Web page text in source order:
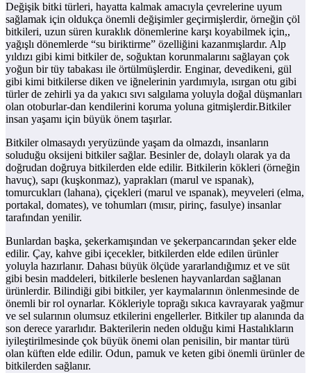
Değişik bitki türleri, hayatta kalmak amacıyla çevrelerine uyum
sağlamak için oldukça önemli değişimler geçirmişlerdir, örneğin çöl
bitkileri, uzun süren kuraklık dönemlerine karşı koyabilmek için,,
yağışlı dönemlerde “su biriktirme” özelliğini kazanmışlardır. Alp
yıldızı gibi kimi bitkiler de, soğuktan korunmalarını sağlayan çok
yoğun bir tüy tabakası ile örtülmüşlerdir. Enginar, devedikeni, gül
gibi kimi bitkilerse diken ve iğnelerinin yardımıyla, ısırgan otu gibi
türler de zehirli ya da yakıcı sıvı salgılama yoluyla doğal düşmanları
olan otoburlar-dan kendilerini koruma yoluna gitmişlerdir.Bitkiler
insan yaşamı için büyük önem taşırlar.
Bitkiler olmasaydı yeryüzünde yaşam da olmazdı, insanların
soluduğu oksijeni bitkiler sağlar. Besinler de, dolaylı olarak ya da
doğrudan doğruya bitkilerden elde edilir. Bitkilerin kökleri (örneğin
havuç), sapı (kuşkonmaz), yaprakları (marul ve ıspanak),
tomurcukları (lahana), çiçekleri (marul ve ıspanak), meyveleri (elma,
portakal, domates), ve tohumları (mısır, pirinç, fasulye) insanlar
tarafından yenilir.
Bunlardan başka, şekerkamışından ve şekerpancarından şeker elde
edilir. Çay, kahve gibi içecekler, bitkilerden elde edilen ürünler
yoluyla hazırlanır. Dahası büyük ölçüde yararlandığımız et ve süt
gibi besin maddeleri, bitkilerle beslenen hayvanlardan sağlanan
ürünlerdir. Bilindiği gibi bitkiler, yer kaymalarının önlenmesinde de
önemli bir rol oynarlar. Kökleriyle toprağı sıkıca kavrayarak yağmur
ve sel sularının olumsuz etkilerini engellerler. Bitkiler tıp alanında da
son derece yararlıdır. Bakterilerin neden olduğu kimi Hastalıkların
iyileştirilmesinde çok büyük önemi olan penisilin, bir mantar türü
olan küften elde edilir. Odun, pamuk ve keten gibi önemli ürünler de
bitkilerden sağlanır.